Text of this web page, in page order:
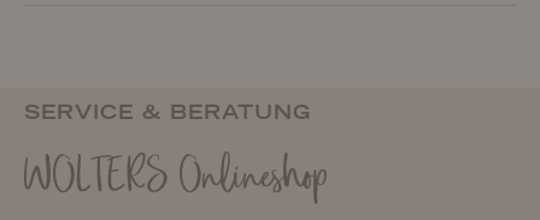
SERVICE & BERATUNG
WOLTERS Onlineshop